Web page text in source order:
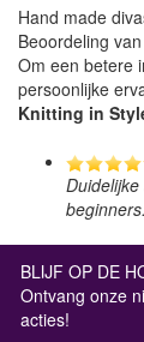
Hand made
Beoordeling
Om een betere
persoonlijke
Knitting in
beginners.
BLIJF OP DE
Ontvang onze
acties!